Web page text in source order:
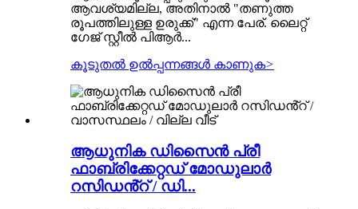
ആവശ്യമില്ല, അതിനാൽ "തണുത്ത
രൂപത്തിലുള്ള ഉരുക്ക്" എന്ന പേര്. ലൈറ്റ്
ഗേജ് സ്റ്റീൽ പിആർ...
കൂടുതൽ ഉൽപ്പന്നങ്ങൾ കാണുക>
ആധുനിക ഡിസൈൻ പ്രീ
ഫാബ്രിക്കേറ്റഡ് മോഡുലാർ
റസിഡൻ്റ് / ഡി...